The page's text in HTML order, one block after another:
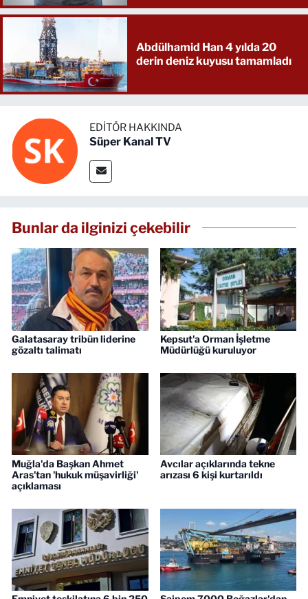
Abdülhamid Han 4 yılda 20
derin deniz kuyusu tamamladı
EDITÖR HAKKINDA
Süper Kanal TV
Bunlar da ilginizi çekebilir
Galatasaray tribün liderine
gözaltı talimatı
Kepsut'a Orman İşletme
Müdürlüğü kuruluyor
Muğla'da Başkan Ahmet
Aras'tan 'hukuk müşavirliği'
açıklaması
Avcılar açıklarında tekne
arızası 6 kişi kurtarıldı